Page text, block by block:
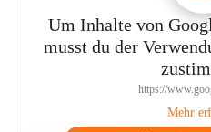
Um Inhalte von
musst du der
https://
Mehr